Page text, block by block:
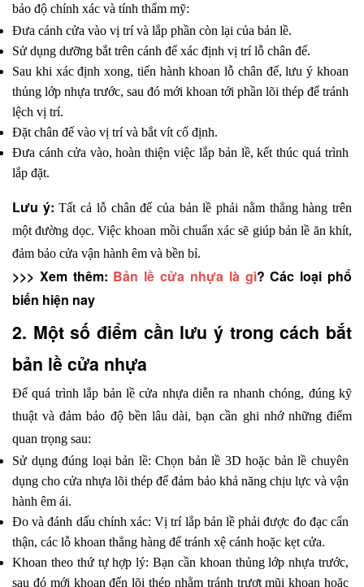
bảo độ chính xác và tính thẩm mỹ:
Đưa cánh cửa vào vị trí và lắp phần còn lại của bản lề.
Sử dụng dưỡng bắt trên cánh để xác định vị trí lỗ chân đế.
Sau khi xác định xong, tiến hành khoan lỗ chân đế, lưu ý khoan
thủng lớp nhựa trước, sau đó mới khoan tới phần lõi thép để tránh
lệch vị trí.
Đặt chân đế vào vị trí và bắt vít cố định.
Đưa cánh cửa vào, hoàn thiện việc lắp bản lề, kết thúc quá trình
lắp đặt.
Lưu ý: Tất cả lỗ chân đế của bản lề phải nằm thẳng hàng trên
một đường dọc. Việc khoan mồi chuẩn xác sẽ giúp bản lề ăn khít,
đảm bảo cửa vận hành êm và bền bỉ.
>>> Xem thêm: Bản lề cửa nhựa là gì? Các loại phổ
biến hiện nay
2. Một số điểm cần lưu ý trong cách bắt
bản lề cửa nhựa
Để quá trình lắp bản lề cửa nhựa diễn ra nhanh chóng, đúng kỹ
thuật và đảm bảo độ bền lâu dài, bạn cần ghi nhớ những điểm
quan trọng sau:
Sử dụng đúng loại bản lề: Chọn bản lề 3D hoặc bản lề chuyên
dụng cho cửa nhựa lõi thép để đảm bảo khả năng chịu lực và vận
hành êm ái.
Đo và đánh dấu chính xác: Vị trí lắp bản lề phải được đo đạc cẩn
thận, các lỗ khoan thẳng hàng để tránh xệ cánh hoặc kẹt cửa.
Khoan theo thứ tự hợp lý: Bạn cần khoan thủng lớp nhựa trước,
sau đó mới khoan đến lõi thép nhằm tránh trượt mũi khoan hoặc